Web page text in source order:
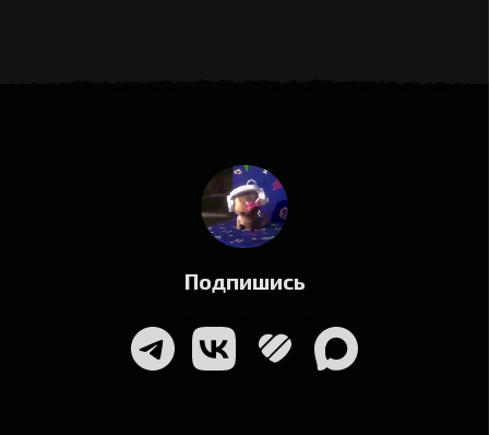
Подпишись